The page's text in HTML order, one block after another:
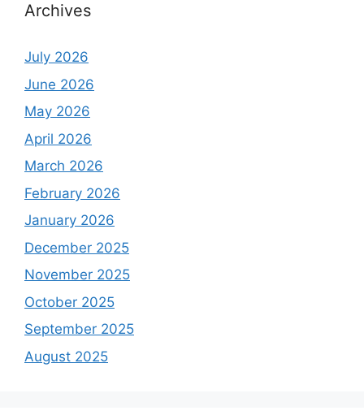
Archives
July 2026
June 2026
May 2026
April 2026
March 2026
February 2026
January 2026
December 2025
November 2025
October 2025
September 2025
August 2025